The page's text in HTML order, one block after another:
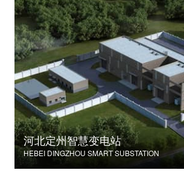
河北定州智慧变电站
HEBEI DINGZHOU SMART SUBSTATION